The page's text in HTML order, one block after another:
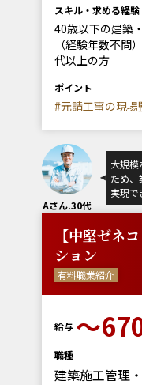
スキル・求める経験
40歳以下の建築
（経験年数不問
代以上の方
ポイント
#元請工事の現場
Aさん.30代
大規模
ため、
実現で
【中堅ゼネ
ション
有料職業紹介
給与 〜
職種
建築施工管理